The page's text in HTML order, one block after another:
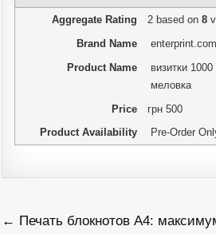
Aggregate Rating 2based on 8
Brand Name
Product Name
визитки
меловка
Price
грн500
Product Availability
Pre-Order
Навигация
← Печать блокнотов А4: